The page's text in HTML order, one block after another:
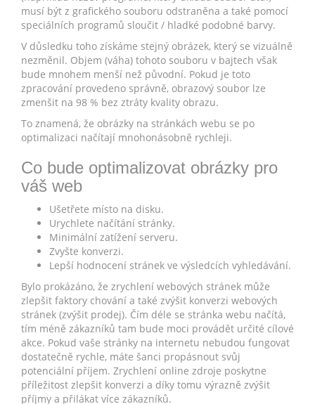
musí být z grafického souboru odstraněna a také pomocí
speciálních programů sloučit / hladké podobné barvy.
V důsledku toho získáme stejný obrázek, který se vizuálně
nezměnil. Objem (váha) tohoto souboru v bajtech však
bude mnohem menší než původní. Pokud je toto
zpracování provedeno správně, obrazový soubor lze
zmenšit na 98 % bez ztráty kvality obrazu.
To znamená, že obrázky na stránkách webu se po
optimalizaci načítají mnohonásobně rychleji.
Co bude optimalizovat obrázky pro
váš web
Ušetřete místo na disku.
Urychlete načítání stránky.
Minimální zatížení serveru.
Zvyšte konverzi.
Lepší hodnocení stránek ve výsledcích vyhledávání.
Bylo prokázáno, že zrychlení webových stránek může
zlepšit faktory chování a také zvýšit konverzi webových
stránek (zvýšit prodej). Čím déle se stránka webu načítá,
tím méně zákazníků tam bude moci provádět určité cílové
akce. Pokud vaše stránky na internetu nebudou fungovat
dostatečně rychle, máte šanci propásnout svůj
potenciální příjem. Zrychlení online zdroje poskytne
příležitost zlepšit konverzi a díky tomu výrazně zvýšit
příjmy a přilákat více zákazníků.